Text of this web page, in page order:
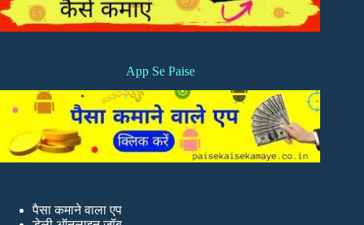
App Se Paise
पैसा कमाने वाला एप